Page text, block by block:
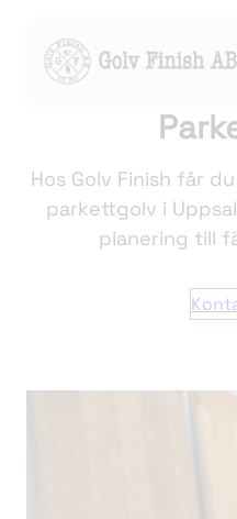
innehållHos Golv Finish får
parkettgolv i
planering till